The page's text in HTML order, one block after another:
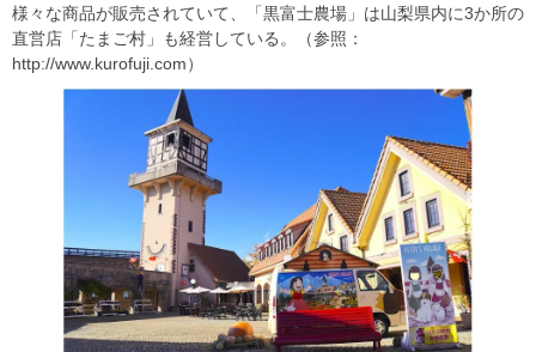
様々な商品が販売されていて、「黒富士農場」は山梨県内に3か所の
直営店「たまご村」も経営している。（参照：
http://www.kurofuji.com）